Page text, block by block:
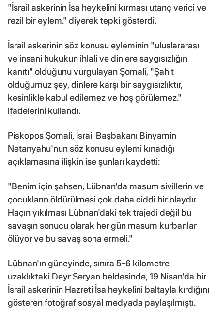
"İsrail askerinin İsa heykelini kırması utanç verici ve
rezil bir eylem." diyerek tepki gösterdi.
İsrail askerinin söz konusu eyleminin "uluslararası
ve insani hukukun ihlali ve dinlere saygısızlığın
kanıtı" olduğunu vurgulayan Şomali, "Şahit
olduğumuz şey, dinlere karşı bir saygısızlıktır,
kesinlikle kabul edilemez ve hoş görülemez."
ifadelerini kullandı.
Piskopos Şomali, İsrail Başbakanı Binyamin
Netanyahu'nun söz konusu eylemi kınadığı
açıklamasına ilişkin ise şunları kaydetti:
"Benim için şahsen, Lübnan'da masum sivillerin ve
çocukların öldürülmesi çok daha ciddi bir olaydır.
Haçın yıkılması Lübnan'daki tek trajedi değil bu
savaşın sonucu olarak her gün masum kurbanlar
ölüyor ve bu savaş sona ermeli."
Lübnan'ın güneyinde, sınıra 5-6 kilometre
uzaklıktaki Deyr Seryan beldesinde, 19 Nisan'da bir
İsrail askerinin Hazreti İsa heykelini baltayla kırdığını
gösteren fotoğraf sosyal medyada paylaşılmıştı.